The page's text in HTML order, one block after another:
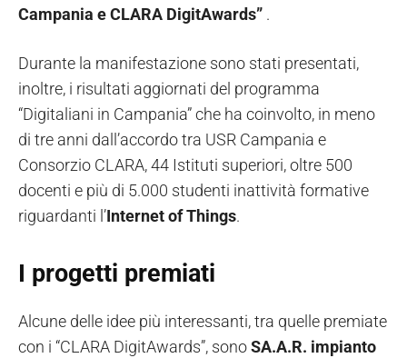
Campania e CLARA DigitAwards” .
Durante la manifestazione sono stati presentati,
inoltre, i risultati aggiornati del programma
“Digitaliani in Campania” che ha coinvolto, in meno
di tre anni dall’accordo tra USR Campania e
Consorzio CLARA, 44 Istituti superiori, oltre 500
docenti e più di 5.000 studenti inattività formative
riguardanti l’Internet of Things.
I progetti premiati
Alcune delle idee più interessanti, tra quelle premiate
con i “CLARA DigitAwards”, sonoSA.A.R. impianto